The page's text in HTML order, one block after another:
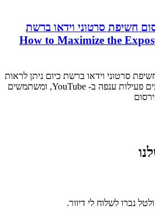
חשיפת סרטוני וידאו ברשת
How to Maximize the
סרטוני וידאו ברשת כיום ניתן לראות
כי חברות ומותגים רבים מבצעים פעילות ענפה ב- YouTube, ומשתמשים
נברו לשלוח לי דיוור.